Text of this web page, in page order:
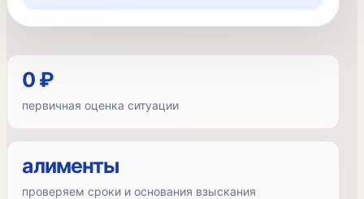
0 ₽
первичная оценка ситуации
алименты
проверяем сроки и основания взыскания